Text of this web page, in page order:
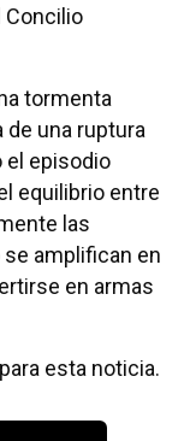
Concilio
tormenta
de una ruptura
el episodio
equilibrio entre
las
amplifican en
en armas
esta noticia.